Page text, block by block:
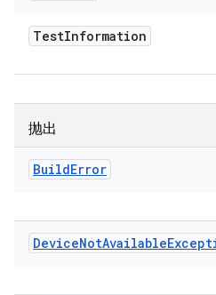
TestInformation
抛出
BuildError
DeviceNotAvailable